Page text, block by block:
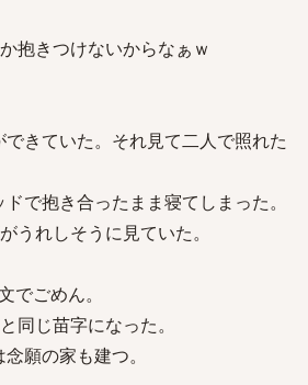
抱きつけないからなぁｗ
きていた。それ見て二人で照れた
で抱き合ったまま寝てしまった。
うれしそうに見ていた。
でごめん。
同じ苗字になった。
願の家も建つ。